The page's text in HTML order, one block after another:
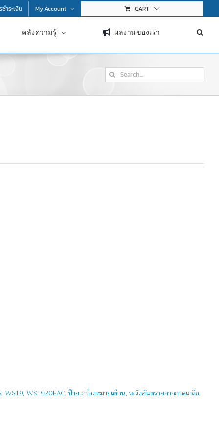
ำระเงิน My Account CART
คลังความรู้ ผลงานของเรา
Search
for:
, WS19, WS1920EAC, ป้ายเครื่องหมายเตือน, ระวังอันตรายจากกรดเกลือ,